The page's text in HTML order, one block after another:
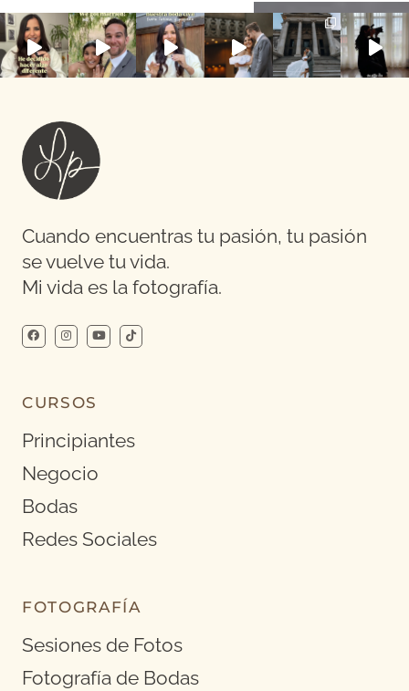
Cuando encuentras tu pasión, tu pasión
se vuelve tu vida.
Mi vida es la fotografía.
CURSOS
Principiantes
Negocio
Bodas
Redes Sociales
FOTOGRAFÍA
Sesiones de Fotos
Fotografía de Bodas